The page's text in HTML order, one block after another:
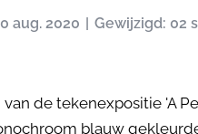
aug. 2020 Gewijzigd: 02
van de tekenexpositie 'A
blauw